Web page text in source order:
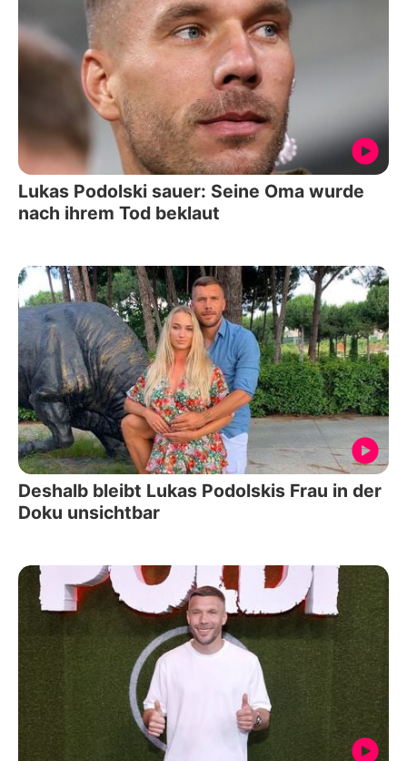
Lukas Podolski sauer: Seine Oma wurde
nach ihrem Tod beklaut
Deshalb bleibt Lukas Podolskis Frau in der
Doku unsichtbar